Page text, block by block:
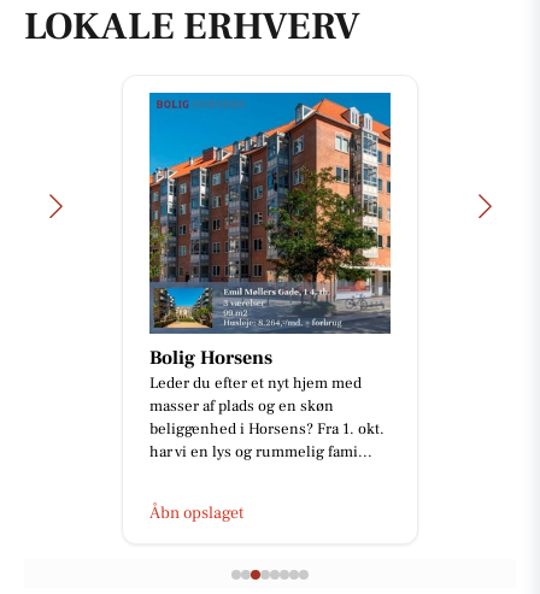
LOKALE ERHVERV
Bolig Horsens
Leder du efter et nyt hjem med
masser af plads og en skøn
beliggenhed i Horsens? Fra 1. okt.
har vi en lys og rummelig fami...
Åbn opslaget